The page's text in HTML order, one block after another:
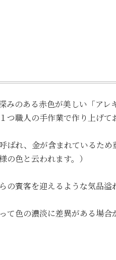
みのある赤色が美しい「アレ
職人の手作業で作り上げて
ばれ、金が含まれているため
の色と云われます。）
の賓客を迎えるような気品溢
色の濃淡に差異がある場合